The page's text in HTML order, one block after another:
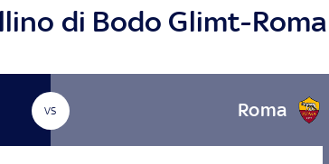
di Bodo Glimt-Roma
VS Roma